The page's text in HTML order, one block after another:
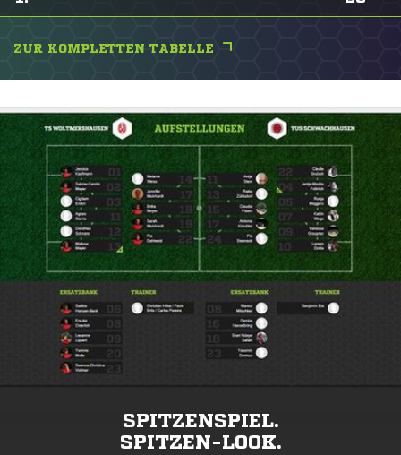
ZUR KOMPLETTEN TABELLE
SPITZENSPIEL.
SPITZEN-LOOK.